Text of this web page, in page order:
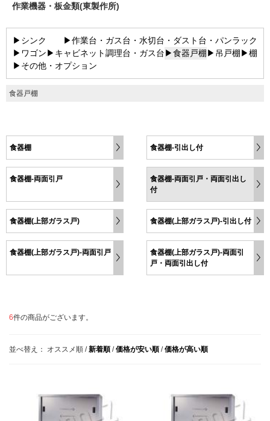
作業機器・板金類(東製作所)
▶シンク
▶作業台・ガス台・水切台・ダスト台・パンラック
▶ワゴン▶キャビネット調理台・ガス台▶食器戸棚▶吊戸棚▶棚
▶その他・オプション
食器戸棚
食器棚 食器棚-引出し付
食器棚-両面引戸
食器棚-両面引戸・両面引出し
付
食器棚(上部ガラス戸) 食器棚(上部ガラス戸)-引出し付
食器棚(上部ガラス戸)-両面引戸
食器棚(上部ガラス戸)-両面引
戸・両面引出し付
6件の商品がございます。
並べ替え： オススメ順 /新着順 /価格が安い順 /価格が高い順